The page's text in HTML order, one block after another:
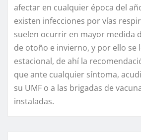
afectar en cualquier época del
existen infecciones por vías
suelen ocurrir en mayor medida
de otoño e invierno, y por ello se
estacional, de ahí la
que ante cualquier síntoma,
su UMF o a las brigadas de
instaladas.